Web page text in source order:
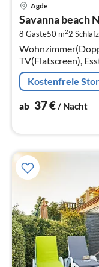
Agde
Savanna beach
8 Gäste50 m22
TV(Flatscreen),
Spülmaschine,
Kostenfreie
ab 37€/ Nacht